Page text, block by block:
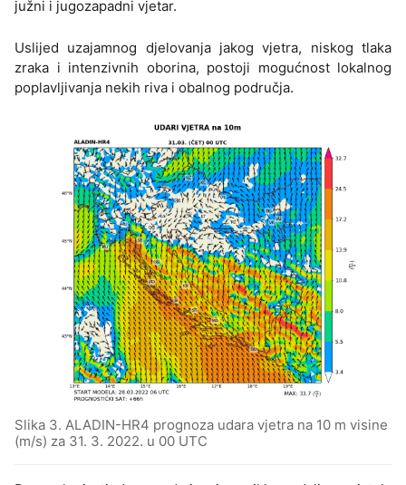
južni i jugozapadni vjetar.
Uslijed uzajamnog djelovanja jakog vjetra, niskog tlaka
zraka i intenzivnih oborina, postoji mogućnost lokalnog
poplavljivanja nekih riva i obalnog područja.
Slika 3. ALADIN-HR4 prognoza udara vjetra na 10 m visine
(m/s) za 31. 3. 2022. u 00 UTC